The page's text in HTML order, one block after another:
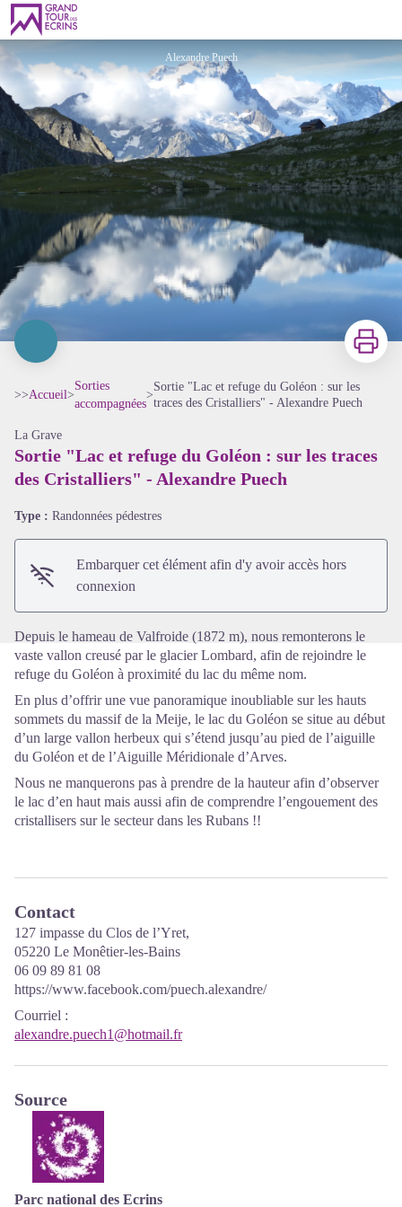
Alexandre Puech
Imprimer
>>Accueil>
Sorties
accompagnées
>
Sortie "Lac et refuge du Goléon : sur les
traces des Cristalliers" - Alexandre Puech
La Grave
Sortie "Lac et refuge du Goléon : sur les traces
des Cristalliers" - Alexandre Puech
Type : Randonnées pédestres
Embarquer cet élément afin d'y avoir accès hors
connexion
Depuis le hameau de Valfroide (1872 m), nous remonterons le
vaste vallon creusé par le glacier Lombard, afin de rejoindre le
refuge du Goléon à proximité du lac du même nom.
En plus d’offrir une vue panoramique inoubliable sur les hauts
sommets du massif de la Meije, le lac du Goléon se situe au début
d’un large vallon herbeux qui s’étend jusqu’au pied de l’aiguille
du Goléon et de l’Aiguille Méridionale d’Arves.
Nous ne manquerons pas à prendre de la hauteur afin d’observer
le lac d’en haut mais aussi afin de comprendre l’engouement des
cristallisers sur le secteur dans les Rubans !!
Contact
127 impasse du Clos de l’Yret,
05220 Le Monêtier-les-Bains
06 09 89 81 08
https://www.facebook.com/puech.alexandre/
Courriel :
alexandre.puech1@hotmail.fr
Source
Parc national des Ecrins